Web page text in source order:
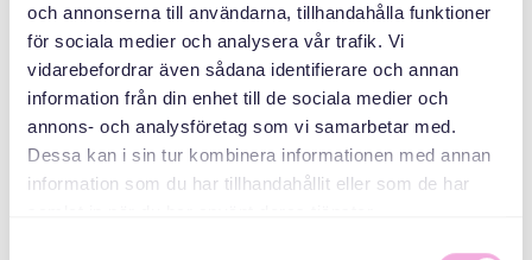
och annonserna till användarna, tillhandahålla funktioner
för sociala medier och analysera vår trafik. Vi
vidarebefordrar även sådana identifierare och annan
information från din enhet till de sociala medier och
annons- och analysföretag som vi samarbetar med.
Dessa kan i sin tur kombinera informationen med annan
information som du har tillhandahållit eller som de har
Svenska med baby